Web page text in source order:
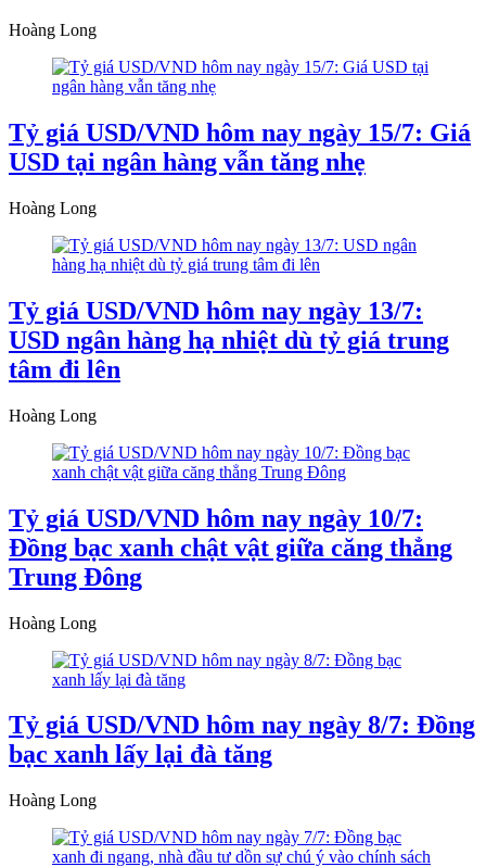
Hoàng Long
Tỷ giá USD/VND hôm nay ngày 15/7: Giá
USD tại ngân hàng vẫn tăng nhẹ
Hoàng Long
Tỷ giá USD/VND hôm nay ngày 13/7:
USD ngân hàng hạ nhiệt dù tỷ giá trung
tâm đi lên
Hoàng Long
Tỷ giá USD/VND hôm nay ngày 10/7:
Đồng bạc xanh chật vật giữa căng thẳng
Trung Đông
Hoàng Long
Tỷ giá USD/VND hôm nay ngày 8/7: Đồng
bạc xanh lấy lại đà tăng
Hoàng Long